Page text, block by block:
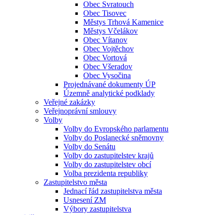
Obec Svratouch
Obec Tisovec
Městys Trhová Kamenice
Městys Včelákov
Obec Vítanov
Obec Vojtěchov
Obec Vortová
Obec Všeradov
Obec Vysočina
Projednávané dokumenty ÚP
Územně analytické podklady
Veřejné zakázky
Veřejnoprávní smlouvy
Volby
Volby do Evropského parlamentu
Volby do Poslanecké sněmovny
Volby do Senátu
Volby do zastupitelstev krajů
Volby do zastupitelstev obcí
Volba prezidenta republiky
Zastupitelstvo města
Jednací řád zastupitelstva města
Usnesení ZM
Výbory zastupitelstva